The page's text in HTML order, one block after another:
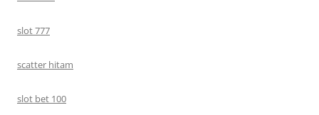
slot 777
scatter hitam
slot bet 100